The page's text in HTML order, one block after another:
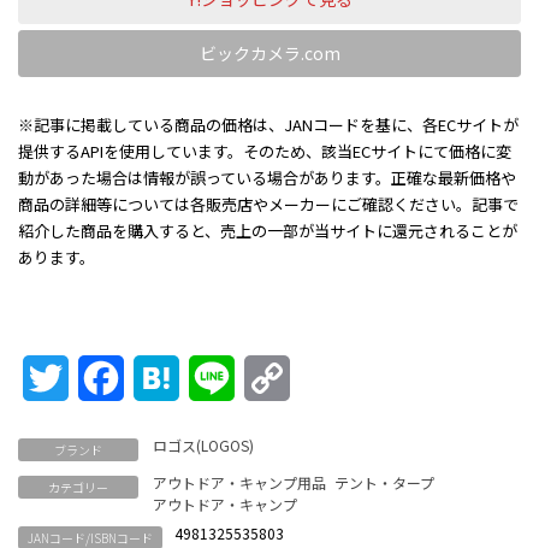
ビックカメラ.com
※記事に掲載している商品の価格は、JANコードを基に、各ECサイトが
提供するAPIを使用しています。そのため、該当ECサイトにて価格に変
動があった場合は情報が誤っている場合があります。正確な最新価格や
商品の詳細等については各販売店やメーカーにご確認ください。記事で
紹介した商品を購入すると、売上の一部が当サイトに還元されることが
あります。
Twitter FacebookHatena Line
ブランド ロゴス(LOGOS)
カテゴリー アウトドア・キャンプ用品 テント・タープ
アウトドア・キャンプ
JANコード/ISBNコード 4981325535803